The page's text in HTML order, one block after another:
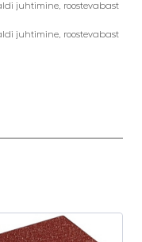
juhtimine, roostevabast
juhtimine, roostevabast